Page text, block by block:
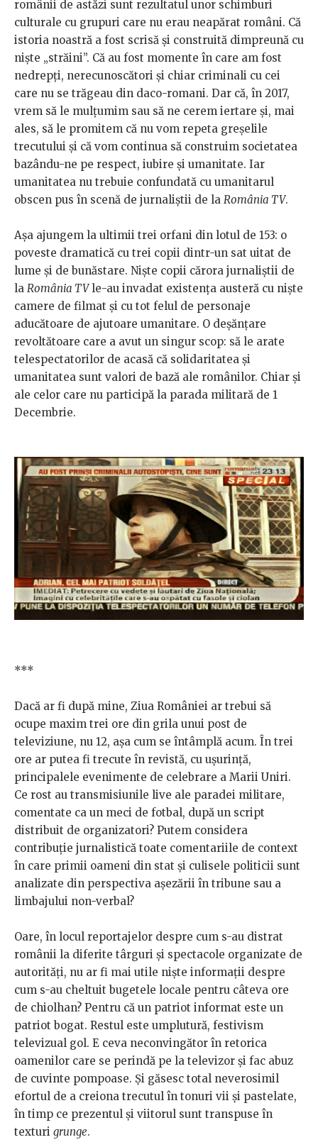
românii de astăzi sunt rezultatul unor schimburi
culturale cu grupuri care nu erau neapărat români. Că
istoria noastră a fost scrisă și construită dimpreună cu
niște „străini”. Că au fost momente în care am fost
nedrepți, nerecunoscători și chiar criminali cu cei
care nu se trăgeau din daco-romani. Dar că, în 2017,
vrem să le mulțumim sau să ne cerem iertare și, mai
ales, să le promitem că nu vom repeta greșelile
trecutului și că vom continua să construim societatea
bazându-ne pe respect, iubire și umanitate. Iar
umanitatea nu trebuie confundată cu umanitarul
obscen pus în scenă de jurnaliștii de la România TV.
Așa ajungem la ultimii trei orfani din lotul de 153: o
poveste dramatică cu trei copii dintr-un sat uitat de
lume și de bunăstare. Niște copii cărora jurnaliștii de
la România TVle-au invadat existența austeră cu niște
camere de filmat și cu tot felul de personaje
aducătoare de ajutoare umanitare. O deșănțare
revoltătoare care a avut un singur scop: să le arate
telespectatorilor de acasă că solidaritatea și
umanitatea sunt valori de bază ale românilor. Chiar și
ale celor care nu participă la parada militară de 1
Decembrie.
***
Dacă ar fi după mine, Ziua României ar trebui să
ocupe maxim trei ore din grila unui post de
televiziune, nu 12, așa cum se întâmplă acum. În trei
ore ar putea fi trecute în revistă, cu ușurință,
principalele evenimente de celebrare a Marii Uniri.
Ce rost au transmisiunile live ale paradei militare,
comentate ca un meci de fotbal, după un script
distribuit de organizatori? Putem considera
contribuție jurnalistică toate comentariile de context
în care primii oameni din stat și culisele politicii sunt
analizate din perspectiva așezării în tribune sau a
limbajului non-verbal?
Oare, în locul reportajelor despre cum s-au distrat
românii la diferite târguri și spectacole organizate de
autorități, nu ar fi mai utile niște informații despre
cum s-au cheltuit bugetele locale pentru câteva ore
de chiolhan? Pentru că un patriot informat este un
patriot bogat. Restul este umplutură, festivism
televizual gol. E ceva neconvingător în retorica
oamenilor care se perindă pe la televizor și fac abuz
de cuvinte pompoase. Și găsesc total neverosimil
efortul de a creiona trecutul în tonuri vii și pastelate,
în timp ce prezentul și viitorul sunt transpuse în
texturi grunge.